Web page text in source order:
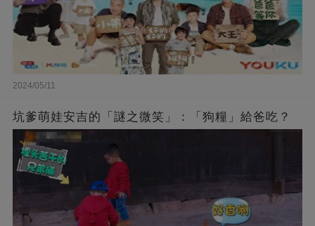
2024/05/11
坑爹萌娃安吉的「謎之微笑」：「狗糧」給爸吃？